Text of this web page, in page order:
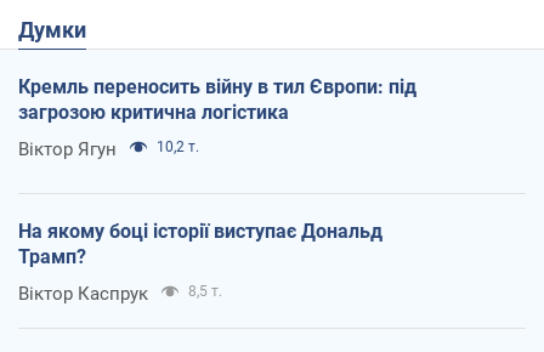
Думки
Кремль переносить війну в тил Європи: під
загрозою критична логістика
Віктор Ягун 10,2 т.
На якому боці історії виступає Дональд
Трамп?
Віктор Каспрук 8,5 т.